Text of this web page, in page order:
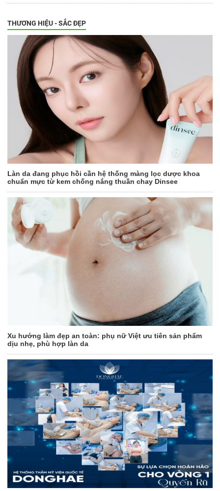
THƯƠNG HIỆU - SẮC ĐẸP
Làn da đang phục hồi cần hệ thống màng lọc dược khoa
chuẩn mực từ kem chống nắng thuần chay Dinsee
Xu hướng làm đẹp an toàn: phụ nữ Việt ưu tiên sản phẩm
dịu nhẹ, phù hợp làn da